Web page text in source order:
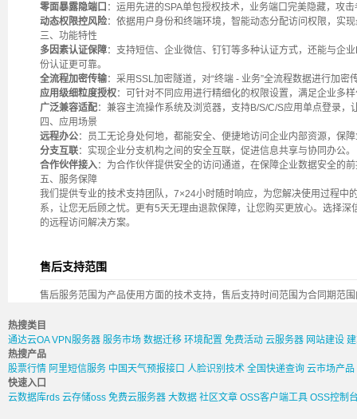
零面暴露隐端口 ：运用先进的SPA单包授权技术，业务端口完美隐藏，攻
动态权限控风险：依据用户身份和终端环境，智能动态分配访问权限，实
三、功能特性
多因素认证保障：支持短信、企业微信、钉钉等多种认证方式，还能与企
份认证更可靠。
全流程加密传输：采用SSL加密隧道，对“终端 - 业务”全流程数据进行加
应用级细粒度授权：可针对不同应用进行精细化的权限设置，满足企业多
广泛兼容适配：兼容主流操作系统及浏览器，支持B/S/C/S应用单点登录，
四、应用场景
远程办公：员工无论身处何地，都能安全、便捷地访问企业内部资源，保
分支互联：实现企业分支机构之间的安全互联，促进信息共享与协同办公。
合作伙伴接入：为合作伙伴提供安全的访问通道，在保障企业数据安全的
五、服务保障
我们提供专业的技术支持团队，7×24小时随时响应，为您解决使用过程中
系，让您无后顾之忧。更有5天无理由退款保障，让您购买更放心。选择
的远程访问解决方案。
售后支持范围
售后服务范围为产品使用方面的技术支持，售后支持时间范围为合同期范
热搜类目
通达云OA VPN服务器 服务市场 数据迁移 环境配置 免费活动 云服务器 网站建设
热搜产品
股票行情 阿里短信服务 中国天气预报接口 人脸识别技术 全国快递查询 云市场产品
快速入口
云数据库rds 云存储oss 免费云服务器 大数据 社区文章 OSS客户端工具 OSS控制